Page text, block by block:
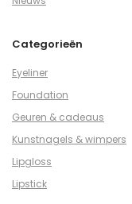
Categorieën
Eyeliner
Foundation
Geuren & cadeaus
Kunstnagels & wimpers
Lipgloss
Lipstick